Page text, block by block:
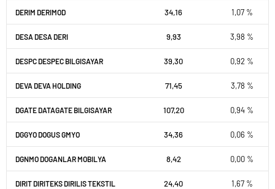
DERIM DERIMOD 34,16 1,07 %
DESA DESA DERI 9,93 3,98 %
DESPC DESPEC BILGISAYAR 39,30 0,92 %
DEVA DEVA HOLDING 71,45 3,78 %
DGATE DATAGATE BILGISAYAR 107,20 0,94 %
DGGYO DOGUS GMYO 34,36 0,06 %
DGNMO DOGANLAR MOBILYA 8,42 0,00 %
DIRIT DIRITEKS DIRILIS TEKSTIL 24,40 1,67 %